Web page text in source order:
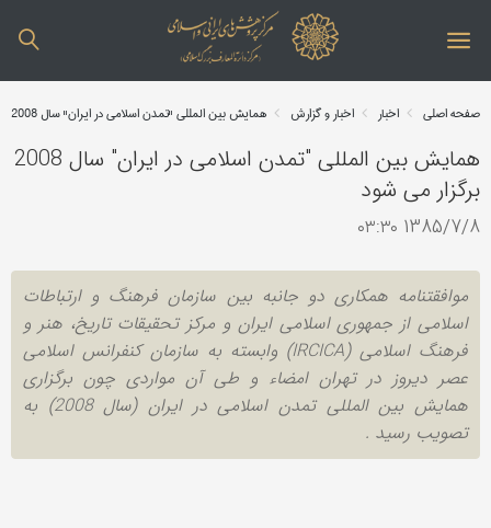
صفحه اصلی اخبار اخبار و گزارش همایش بین المللی "تمدن اسلامی در ایران" سال 2008 برگزار می شود
همایش بین المللی "تمدن اسلامی در ایران" سال 2008
برگزار می شود
1385/7/8 ۰۳:۳۰
موافقتنامه همکاری دو جانبه بین سازمان فرهنگ و ارتباطات
اسلامی از جمهوری اسلامی ایران و مرکز تحقیقات تاریخ، هنر و
فرهنگ اسلامی (IRCICA) وابسته به سازمان کنفرانس اسلامی
عصر دیروز در تهران امضاء و طی آن مواردی چون برگزاری
همایش بین المللی تمدن اسلامی در ایران (سال 2008) به
تصویب رسید .